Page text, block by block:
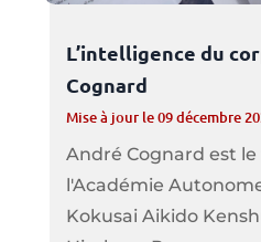
L’intelligence du
Cognard
Mise à jour le 09 décembre
André Cognard est
l'Académie
Kokusai Aikido